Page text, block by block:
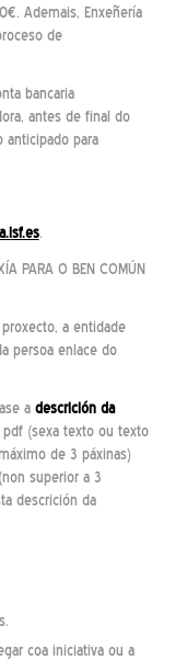
Ademais, Enxeñería
de
bancaria
antes de final do
para
.
PARA O BEN COMÚN
a entidade
persoa enlace do
a descrición da
(sexa texto ou texto
de 3 páxinas)
superior a 3
descrición da
coa iniciativa ou a